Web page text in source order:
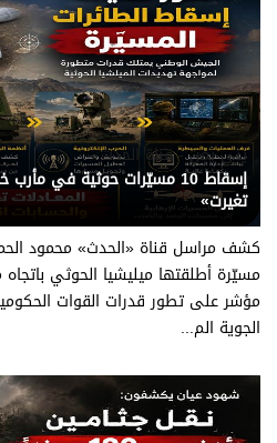
يني يمن - قناة الحدث
تغيرت»
مؤشر على تطور قدرات القوات
الجوية الم...